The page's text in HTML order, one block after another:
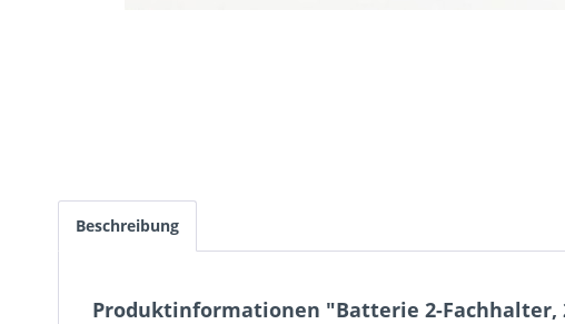
Beschreibung
Produktinformationen "Batterie 2-Fachhalter,